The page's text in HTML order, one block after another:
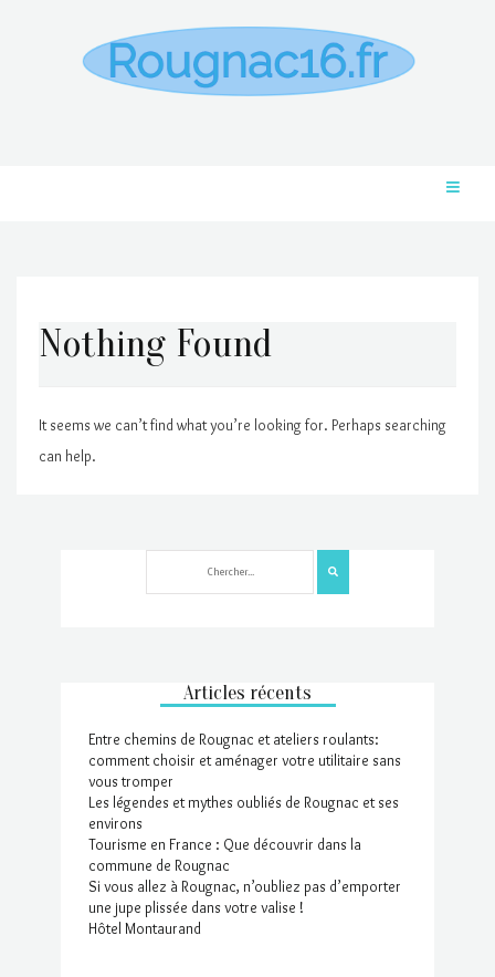
Nothing Found
It seems we can’t find what you’re looking for. Perhaps searching
can help.
Articles récents
Entre chemins de Rougnac et ateliers roulants:
comment choisir et aménager votre utilitaire sans
vous tromper
Les légendes et mythes oubliés de Rougnac et ses
environs
Tourisme en France : Que découvrir dans la
commune de Rougnac
Si vous allez à Rougnac, n’oubliez pas d’emporter
une jupe plissée dans votre valise !
Hôtel Montaurand